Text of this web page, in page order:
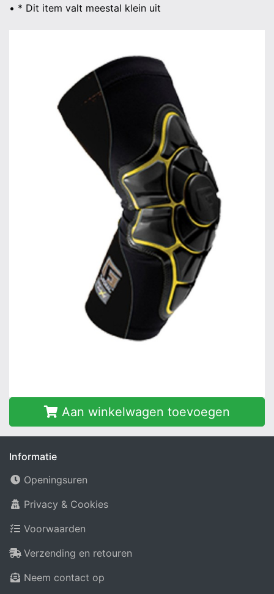
• * Dit item valt meestal klein uit
Aan winkelwagen toevoegen
Informatie
Openingsuren
Privacy & Cookies
Voorwaarden
Verzending en retouren
Neem contact op